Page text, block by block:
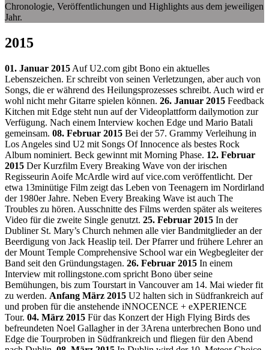
Chronologie, Veröffentlichungen und Highlights aus dem jeweiligen
Jahr.
2015
01. Januar 2015 Auf U2.com gibt Bono ein aktuelles
Lebenszeichen. Er schreibt von seinen Verletzungen, aber auch von
Songs, die er während des Heilungsprozesses schreibt. Auch wird er
wohl nicht mehr Gitarre spielen können. 26. Januar 2015 Feedback
Kitchen mit Edge steht nun auf der Videoplattform dailymotion zur
Verfügung. Nach einem Interview kochen Edge und Mario Batali
gemeinsam. 08. Februar 2015 Bei der 57. Grammy Verleihung in
Los Angeles sind U2 mit Songs Of Innocence als bestes Rock
Album nominiert. Beck gewinnt mit Morning Phase. 12. Februar
2015 Der Kurzfilm Every Breaking Wave von der irischen
Regisseurin Aoife McArdle wird auf vice.com veröffentlicht. Der
etwa 13minütige Film zeigt das Leben von Teenagern im Nordirland
der 1980er Jahre. Neben Every Breaking Wave ist auch The
Troubles zu hören. Ausschnitte des Films werden später als weiteres
Video für die zweite Single genutzt. 25. Februar 2015 In der
Dubliner St. Mary’s Church nehmen alle vier Bandmitglieder an der
Beerdigung von Jack Heaslip teil. Der Pfarrer und frühere Lehrer an
der Mount Temple Comprehensive School war ein Wegbegleiter der
Band seit den Gründungstagen. 26. Februar 2015 In einem
Interview mit rollingstone.com spricht Bono über seine
Bemühungen, bis zum Tourstart in Vancouver am 14. Mai wieder fit
zu werden. Anfang März 2015 U2 halten sich in Südfrankreich auf
und proben für die anstehende iNNOCENCE + eXPERIENCE
Tour. 04. März 2015 Für das Konzert der High Flying Birds des
befreundeten Noel Gallagher in der 3Arena unterbrechen Bono und
Edge die Tourproben in Südfrankreich und fliegen für den Abend